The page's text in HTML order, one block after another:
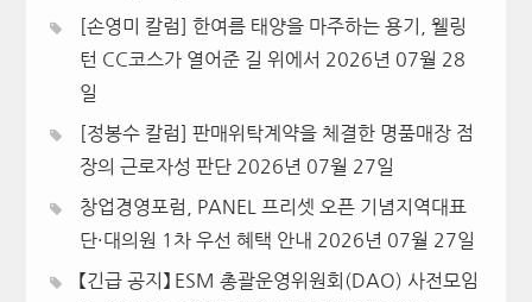
[손영미 칼럼] 한여름 태양을 마주하는 용기, 웰링
턴 CC코스가 열어준 길 위에서 2026년 07월 28
일
[정봉수 칼럼] 판매위탁계약을 체결한 명품매장 점
장의 근로자성 판단 2026년 07월 27일
창업경영포럼, PANEL 프리셋 오픈 기념지역대표
단·대의원 1차 우선 혜택 안내 2026년 07월 27일
【긴급 공지】 ESM 총괄운영위원회(DAO) 사전모임